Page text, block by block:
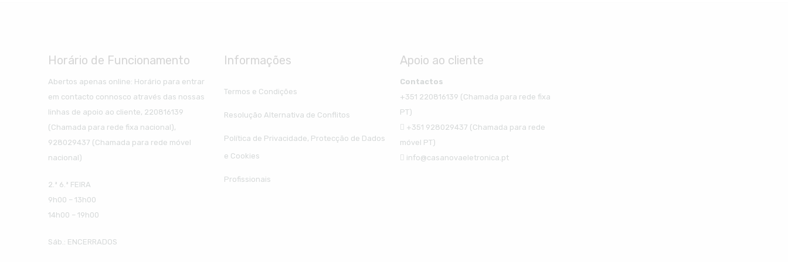
Horário de Funcionamento
Abertos apenas online: Horário para entrar
em contacto connosco através das nossas
linhas de apoio ao cliente, 220816139
(Chamada para rede fixa nacional),
928029437 (Chamada para rede móvel
nacional)
2.ª 6.ª FEIRA
9h00 – 13h00
14h00 – 19h00
Sáb.: ENCERRADOS
Informações
Termos e Condições
Resolução Alternativa de Conflitos
Política de Privacidade, Protecção de Dados
e Cookies
Profissionais
Apoio ao cliente
Contactos
+351 220816139 (Chamada para rede fixa
PT)
+351 928029437 (Chamada para rede
móvel PT)
info@casanovaeletronica.pt